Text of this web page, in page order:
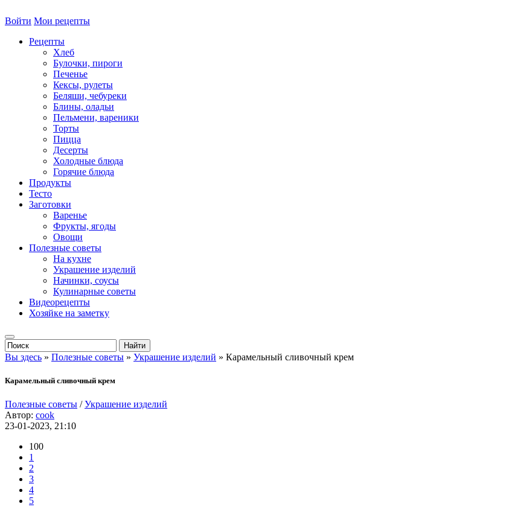
Войти Мои рецепты
Рецепты
Хлеб
Булочки, пироги
Печенье
Кексы, рулеты
Беляши, чебуреки
Блины, оладьи
Пельмени, вареники
Торты
Пицца
Десерты
Холодные блюда
Горячие блюда
Продукты
Тесто
Заготовки
Варенье
Фрукты, ягоды
Овощи
Полезные советы
На кухне
Украшение изделий
Начинки, соусы
Кулинарные советы
Видеорецепты
Хозяйке на заметку
Вы здесь » Полезные советы » Украшение изделий » Карамельный сливочный крем
Карамельный сливочный крем
Полезные советы /Украшение изделий
Автор: cook
23-01-2023, 21:10
100
1
2
3
4
5